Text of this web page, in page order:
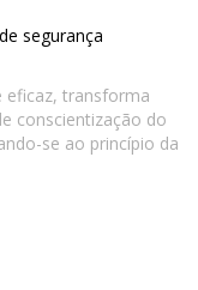
segurança
eficaz, transforma
conscientização do
se ao princípio da